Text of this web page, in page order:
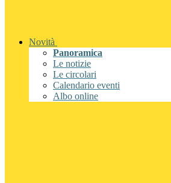
Novità
Panoramica
Le notizie
Le circolari
Calendario eventi
Albo online